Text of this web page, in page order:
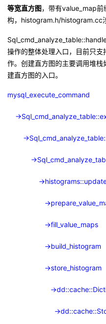
等宽直方图，带有value_map前
构， histogram.h/histogram.cc
操作的整体处理入口，目前只
作。创建直方图的主要调用堆栈
建直方图的入口。
mysql_execute_command
-
-
-
-
-
->fill_value_maps
->build_histogram
->store_histogram
-
-